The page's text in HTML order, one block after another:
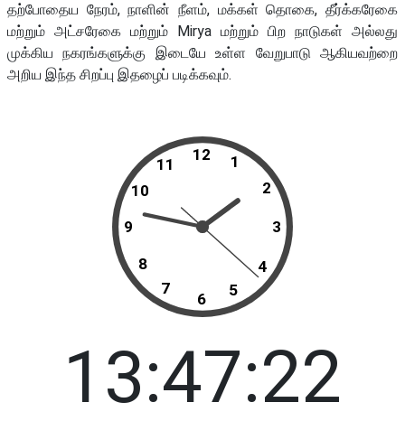
தற்போதைய நேரம், நாளின் நீளம், மக்கள் தொகை, தீர்க்கரேகை
மற்றும் அட்சரேகை மற்றும் Mirya மற்றும் பிற நாடுகள் அல்லது
முக்கிய நகரங்களுக்கு இடையே உள்ள வேறுபாடு ஆகியவற்றை
அறிய இந்த சிறப்பு இதழைப் படிக்கவும்.
12
11
10
9
8
7
6 5
4
3
2
1
13:47:22